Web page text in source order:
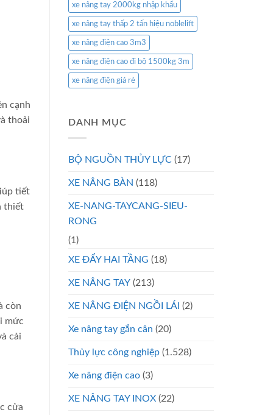
cạnh
thoải
tiết
thiết
còn
mức
cải
cửa
xe nâng tay 2000kg nhập khẩu
xe nâng tay thấp 2 tấn hiệu noblelift
xe nâng điện cao 3m3
xe nâng điện cao đi bộ 1500kg 3m
xe nâng điện giá rẻ
DANH MỤC
BỘ NGUỒN THỦY LỰC (17)
XE NÂNG BÀN (118)
XE-NANG-TAYCANG-SIEU-
RONG
(1)
XE ĐẨY HAI TẦNG (18)
XE NÂNG TAY (213)
XE NÂNG ĐIỆN NGỒI LÁI (2)
Xe nâng tay gắn cân (20)
Thủy lực công nghiệp (1.528)
Xe nâng điện cao (3)
XE NÂNG TAY INOX (22)